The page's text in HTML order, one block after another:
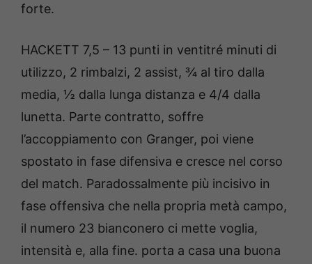
forte.
HACKETT 7,5 – 13 punti in ventitré minuti di
utilizzo, 2 rimbalzi, 2 assist, ¾ al tiro dalla
media, ½ dalla lunga distanza e 4/4 dalla
lunetta. Parte contratto, soffre
l’accoppiamento con Granger, poi viene
spostato in fase difensiva e cresce nel corso
del match. Paradossalmente più incisivo in
fase offensiva che nella propria metà campo,
il numero 23 bianconero ci mette voglia,
intensità e, alla fine. porta a casa una buona